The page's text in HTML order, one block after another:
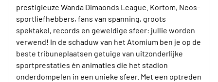
prestigieuze Wanda Dimaonds League. Kortom, Neos-
sportliefhebbers, fans van spanning, groots
spektakel, records en geweldige sfeer: jullie worden
verwend! In de schaduw van het Atomium ben je op de
beste tribuneplaatsen getuige van uitzonderlijke
sportprestaties én animaties die het stadion
onderdompelen in een unieke sfeer. Met een optreden